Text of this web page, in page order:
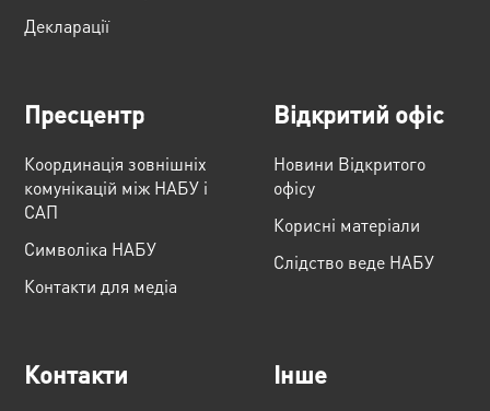
Декларації
Пресцентр
Координація зовнішніх
комунікацій між НАБУ і
САП
Cимволіка НАБУ
Контакти для медіа
Відкритий офіс
Новини Відкритого
офісу
Корисні матеріали
Слідство веде НАБУ
Контакти Інше